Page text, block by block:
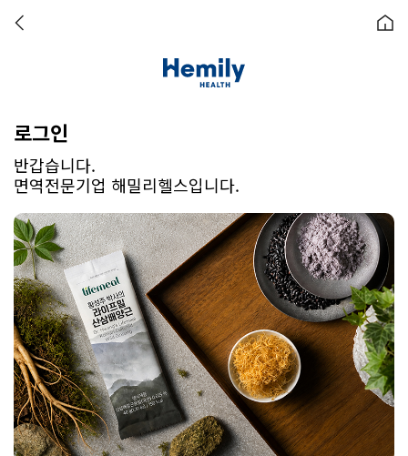
로그인
반갑습니다.
면역전문기업 해밀리헬스입니다.